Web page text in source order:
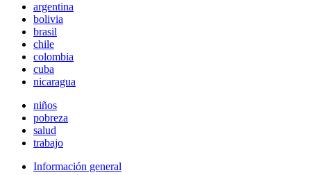
argentina
bolivia
brasil
chile
colombia
cuba
nicaragua
niños
pobreza
salud
trabajo
Información general